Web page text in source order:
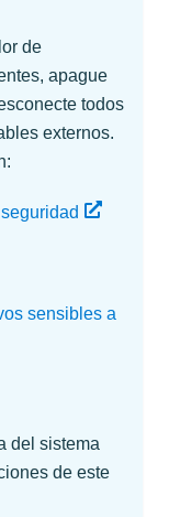
de
apague
todos
externos.
sensibles a
del sistema
de este